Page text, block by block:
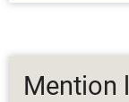
Mention